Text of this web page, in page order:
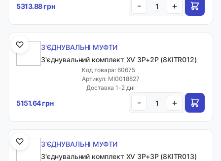
5313.88 грн - +
З'ЄДНУВАЛЬНІ МУФТИ
З'єднувальний комплект XV 3P+2P (8KITR012)
Код товара: 60675
Артикул: MI0018827
Доставка 1-2 дні
5151.64 грн - +
З'ЄДНУВАЛЬНІ МУФТИ
З'єднувальний комплект XV 3P+3P (8KITR013)